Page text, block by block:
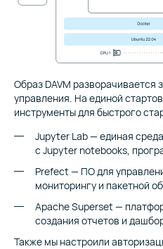
Образ DAVM разворачивается
управления. На единой
инструменты для быстрого
Jupyter Lab — единая
с Jupyter notebooks,
Prefect — ПО для
мониторингу и пакетной
Apache Superset —
создания отчетов и
Также мы настроили